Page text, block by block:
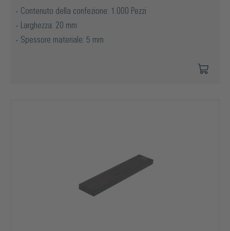
Contenuto della confezione: 1.000 Pezzi
Larghezza: 20 mm
Spessore materiale: 5 mm